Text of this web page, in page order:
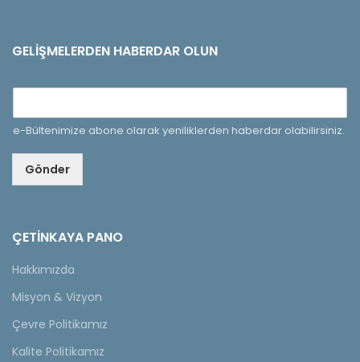
GELIŞMELERDEN HABERDAR OLUN
e-Bültenimize abone olarak yeniliklerden haberdar olabilirsiniz.
Gönder
ÇETINKAYA PANO
Hakkımızda
Misyon & Vizyon
Çevre Politikamız
Kalite Politikamız